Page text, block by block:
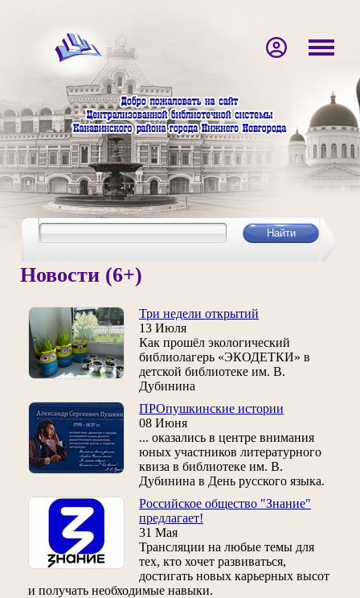
Новости (6+)
Три недели открытий
13 Июля
Как прошёл экологический
библиолагерь «ЭКОДЕТКИ» в
детской библиотеке им. В.
Дубинина
ПРОпушкинские истории
08 Июня
... оказались в центре внимания
юных участников литературного
квиза в библиотеке им. В.
Дубинина в День русского языка.
Российское общество "Знание"
предлагает!
31 Мая
Трансляции на любые темы для
тех, кто хочет развиваться,
достигать новых карьерных высот
и получать необходимые навыки.